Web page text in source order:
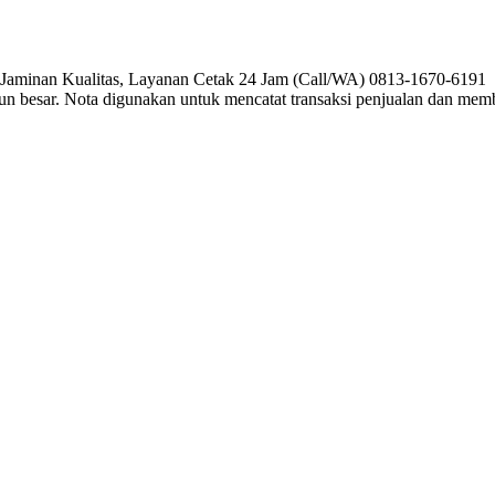
Kualitas, Layanan Cetak 24 Jam (Call/WA) 0813-1670-
besar. Nota digunakan untuk mencatat transaksi penjualan dan